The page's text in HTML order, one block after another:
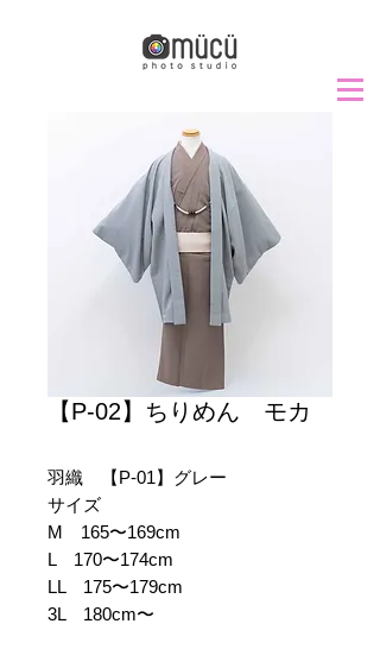
【P-02】ちりめん モカ
羽織 【P-01】グレー
サイズ
M 165〜169cm
L 170〜174cm
LL 175〜179cm
3L 180cm〜